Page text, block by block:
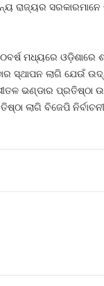
ମଧ୍ୟରେ ଓଡ଼ିଶାରେ
ଲାଗି ଯେଉଁ
ଭଣ୍ଡାର ପ୍ରତିଷ୍ଠା
ଲାଗି ବିଜେପି